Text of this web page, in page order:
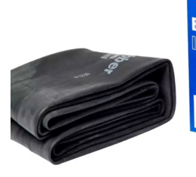
https://www.doctortrotineta.ro/lumini
Stop trotineta
Faruri
https://www.doctortrotineta.ro/cadru
Aparatori (aripi)
Cricuri trotineta
Suruburi
Suspensie